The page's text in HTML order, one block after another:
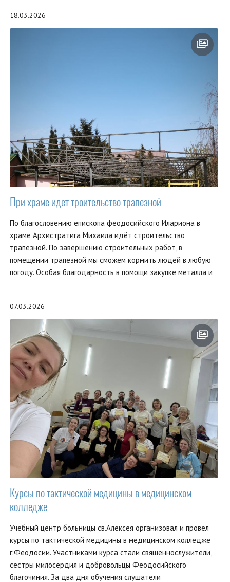
18.03.2026
При храме идет троительство трапезной
По благословению епископа феодосийского Илариона в
храме Архистратига Михаила идёт строительство
трапезной. По завершению строительных работ, в
помещении трапезной мы сможем кормить людей в любую
погоду. Особая благодарность в помощи закупке металла и
07.03.2026
Курсы по тактической медицины в медицинском
колледже
Учебный центр больницы св.Алексея организовал и провел
курсы по тактической медицины в медицинском колледже
г.Феодосии. Участниками курса стали священнослужители,
сестры милосердия и добровольцы Феодосийского
благочиния. За два дня обучения слушатели